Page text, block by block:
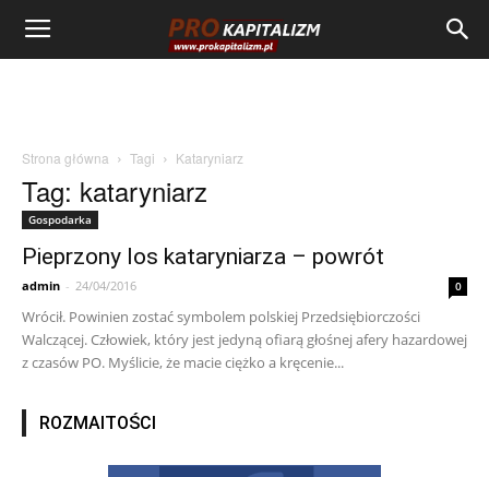
Strona główna Tagi Kataryniarz
Tag: kataryniarz
Gospodarka
Pieprzony los kataryniarza – powrót
admin - 24/04/2016 0
Wrócił. Powinien zostać symbolem polskiej Przedsiębiorczości
Walczącej. Człowiek, który jest jedyną ofiarą głośnej afery hazardowej
z czasów PO. Myślicie, że macie ciężko a kręcenie...
ROZMAITOŚCI